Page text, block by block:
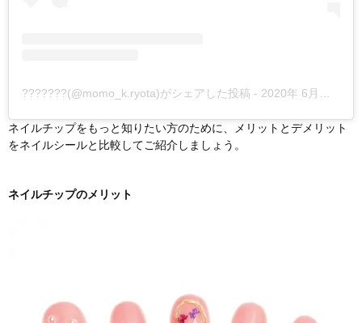
???????(@momo_k.ryota)がシェアした投稿 - 2020年 6月月28日午前2時42分PDT
ネイルチップをもっと知りたい方のために、メリットとデメリット
をネイルシールと比較してご紹介しましょう。
ネイルチップのメリット